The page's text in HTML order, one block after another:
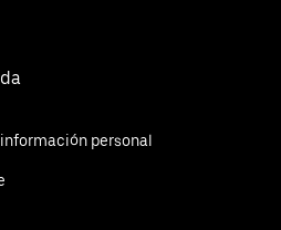
personal